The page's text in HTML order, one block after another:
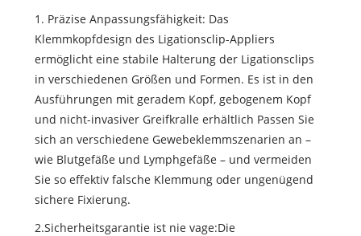
1. Präzise Anpassungsfähigkeit: Das
Klemmkopfdesign des Ligationsclip-Appliers
ermöglicht eine stabile Halterung der Ligationsclips
in verschiedenen Größen und Formen. Es ist in den
Ausführungen mit geradem Kopf, gebogenem Kopf
und nicht-invasiver Greifkralle erhältlich Passen Sie
sich an verschiedene Gewebeklemmszenarien an –
wie Blutgefäße und Lymphgefäße – und vermeiden
Sie so effektiv falsche Klemmung oder ungenügend
sichere Fixierung.
2.Sicherheitsgarantie ist nie vage:Die